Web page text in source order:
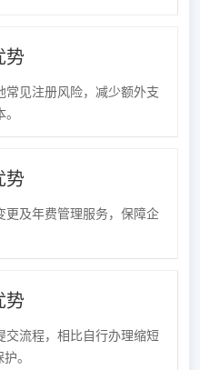
势
常见注册风险，减少额外支
势
更及年费管理服务，保障企
势
交流程，相比自行办理缩短
。